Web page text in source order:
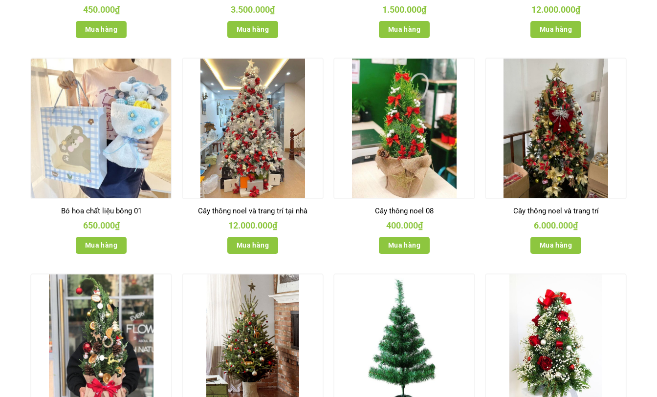
450.000₫
Mua hàng
3.500.000₫
Mua hàng
1.500.000₫
Mua hàng
12.000.000₫
Mua hàng
Bó hoa chất liệu bông 01
650.000₫
Mua hàng
Cây thông noel và trang trí tại nhà
12.000.000₫
Mua hàng
Cây thông noel 08
400.000₫
Mua hàng
Cây thông noel và trang trí
6.000.000₫
Mua hàng